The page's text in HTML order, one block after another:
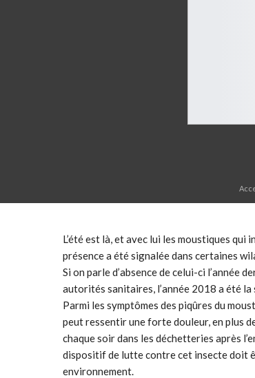
L’été est là, et avec lui les moustiques
présence a été signalée dans certaines
Si on parle d’absence de celui-ci l’année
autorités sanitaires, l’année 2018 a été la
Parmi les symptômes des piqûres du
peut ressentir une forte douleur, en plus
chaque soir dans les déchetteries après
dispositif de lutte contre cet insecte doit
environnement.